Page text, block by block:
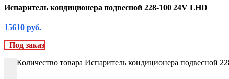
Испаритель кондиционера подвесной 228-100 24V LHD
15610 руб.
Под заказ
-
Количество товара Испаритель кондиционера подвесной